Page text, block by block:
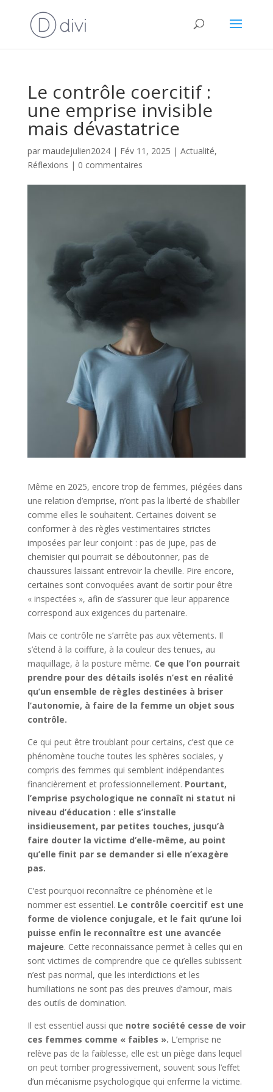
Le contrôle coercitif :
une emprise invisible
mais dévastatrice
par maudejulien2024| Fév 11, 2025 | Actualité,
Réflexions | 0 commentaires
Même en 2025, encore trop de femmes, piégées dans
une relation d’emprise, n’ont pas la liberté de s’habiller
comme elles le souhaitent. Certaines doivent se
conformer à des règles vestimentaires strictes
imposées par leur conjoint : pas de jupe, pas de
chemisier qui pourrait se déboutonner, pas de
chaussures laissant entrevoir la cheville. Pire encore,
certaines sont convoquées avant de sortir pour être
« inspectées », afin de s’assurer que leur apparence
correspond aux exigences du partenaire.
Mais ce contrôle ne s’arrête pas aux vêtements. Il
s’étend à la coiffure, à la couleur des tenues, au
maquillage, à la posture même. Ce que l’on pourrait
prendre pour des détails isolés n’est en réalité
qu’un ensemble de règles destinées à briser
l’autonomie, à faire de la femme un objet sous
contrôle.
Ce qui peut être troublant pour certains, c’est que ce
phénomène touche toutes les sphères sociales, y
compris des femmes qui semblent indépendantes
financièrement et professionnellement. Pourtant,
l’emprise psychologique ne connaît ni statut ni
niveau d’éducation : elle s’installe
insidieusement, par petites touches, jusqu’à
faire douter la victime d’elle-même, au point
qu’elle finit par se demander si elle n’exagère
pas.
C’est pourquoi reconnaître ce phénomène et le
nommer est essentiel. Le contrôle coercitif est une
forme de violence conjugale, et le fait qu’une loi
puisse enfin le reconnaître est une avancée
majeure. Cette reconnaissance permet à celles qui en
sont victimes de comprendre que ce qu’elles subissent
n’est pas normal, que les interdictions et les
humiliations ne sont pas des preuves d’amour, mais
des outils de domination.
Il est essentiel aussi que notre société cesse de voir
ces femmes comme « faibles ». L’emprise ne
relève pas de la faiblesse, elle est un piège dans lequel
on peut tomber progressivement, souvent sous l’effet
d’un mécanisme psychologique qui enferme la victime.